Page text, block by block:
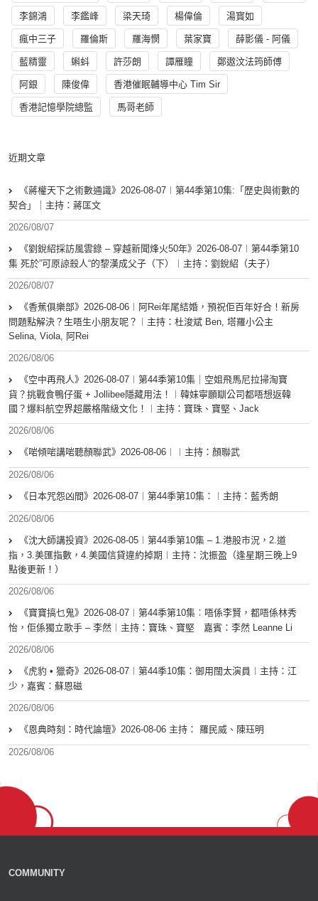
李錦鴻 李鑑峰 梁天琦 楊偉倫 湯寳如
瘋中三子 羅倫斯 羅海憫 葉家寶 薛影儀 - 阿儀
藍精靈 蝌蚪 許莎朗 譚雁瞳 鄭遨汶法筠師傅
阿銀 陳俊偉 香港催眠輔導中心 Tim Sir
香港記憶學院總監 馬哥老師
近期文章
《蔣權天下之術數通識》2026-08-07︱第44季第10集:「歴史與術數的
契合」｜主持：蔣匡文
2026/08/07
《劉銳紹採訪風雲錄 – 穿越新聞烽火50年》2026-08-07︱第44季第10
集 死於”可原諒殺人“的黎漢成父子（下）︱主持：劉銳紹（夫子）
2026/08/07
《香蕉俱樂部》2026-08-06︱阿Rei年尾結婚，預祝佢百年好合！新房
問題點解決？生唔生小朋友呢？︱主持：杜浚斌 Ben, 塔羅小公主
Selina, Viola, 阿Rei
2026/08/06
《空中再飛人》2026-08-07︱第44季第10集｜空姐飛馬尼拉掃淘寶
貨？挑戰食鴨仔蛋 + Jollibee隱藏用法！︱韓妹寧願瞓公司都唔想返韓
國？爆料航空界超嚴格階級文化！︱主持：寶珠、寶堅、Jack
2026/08/06
《啱傾啱講啱聽顏聯武》2026-08-06︱︱主持：顏聯武
2026/08/06
《日本咒怨凶間》2026-08-07︱第44季第10集：︱主持：藍秀朗
2026/08/06
《沈大師講投資》2026-08-05︱第44季第10集 – 1.港股市況，2.道
指，3.美匯指數，4.美國信貸違約掉期︱主持：沈振盈（逢星期三晚上9
點後更新！）
2026/08/06
《寶寶搞乜鬼》2026-08-07︱第44季第10集︰唔係李賢，都唔係林秀
怡，佢係獨立歌手 – 李然︱主持：寶珠、寶堅 嘉賓：李然 Leanne Li
2026/08/06
《虎豹 • 獵奇》2026-08-07︱第44季10集：御用闊太演員︱主持：江
少，嘉賓：蘇恩磁
2026/08/06
《恩典時刻：時代論壇》2026-08-06 主持： 羅民威、陳珏明
2026/08/06
COMMUNITY